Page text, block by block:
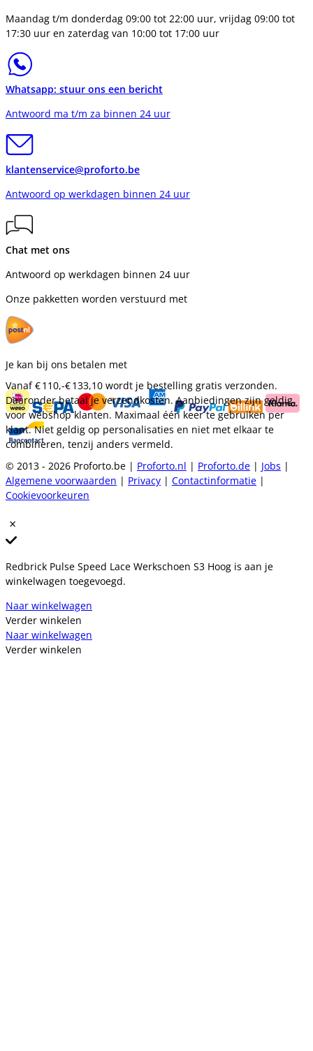
Maandag t/m donderdag 09:00 tot 22:00 uur, vrijdag 09:00 tot
17:30 uur en zaterdag van 10:00 tot 17:00 uur
Whatsapp: stuur ons een bericht
Antwoord ma t/m za binnen 24 uur
klantenservice@proforto.be
Antwoord op werkdagen binnen 24 uur
Chat met ons
Antwoord op werkdagen binnen 24 uur
Onze pakketten worden verstuurd met
Je kan bij ons betalen met
Vanaf€ 110,-€ 133,10 wordt je bestelling gratis verzonden.
Daaronder betaal je verzendkosten. Aanbiedingen zijn geldig
voor webshop klanten. Maximaal één keer te gebruiken per
klant. Niet geldig op personalisaties en niet met elkaar te
combineren, tenzij anders vermeld.
© 2013 - 2026 Proforto.be | Proforto.nl | Proforto.de | Jobs |
Algemene voorwaarden | Privacy | Contactinformatie |
Cookievoorkeuren
Redbrick Pulse Speed Lace Werkschoen S3 Hoog is aan je
winkelwagen toegevoegd.
Naar winkelwagen
Verder winkelen
Naar winkelwagen
Verder winkelen